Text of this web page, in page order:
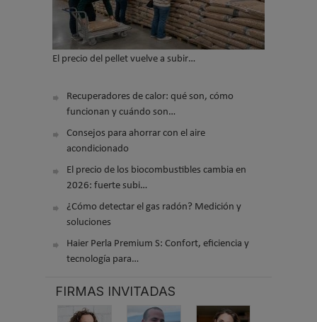
El precio del pellet vuelve a subir…
Recuperadores de calor: qué son, cómo
funcionan y cuándo son…
Consejos para ahorrar con el aire
acondicionado
El precio de los biocombustibles cambia en
2026: fuerte subi…
¿Cómo detectar el gas radón? Medición y
soluciones
Haier Perla Premium S: Confort, eficiencia y
tecnología para…
FIRMAS INVITADAS